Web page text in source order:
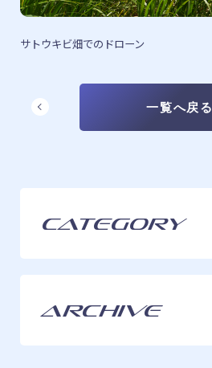
サトウキビ畑でのドローン
一覧へ戻る
Category
ARCHIVE